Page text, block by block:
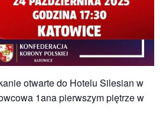
otwarte do Hotelu Silesian w
1ana pierwszym piętrze w